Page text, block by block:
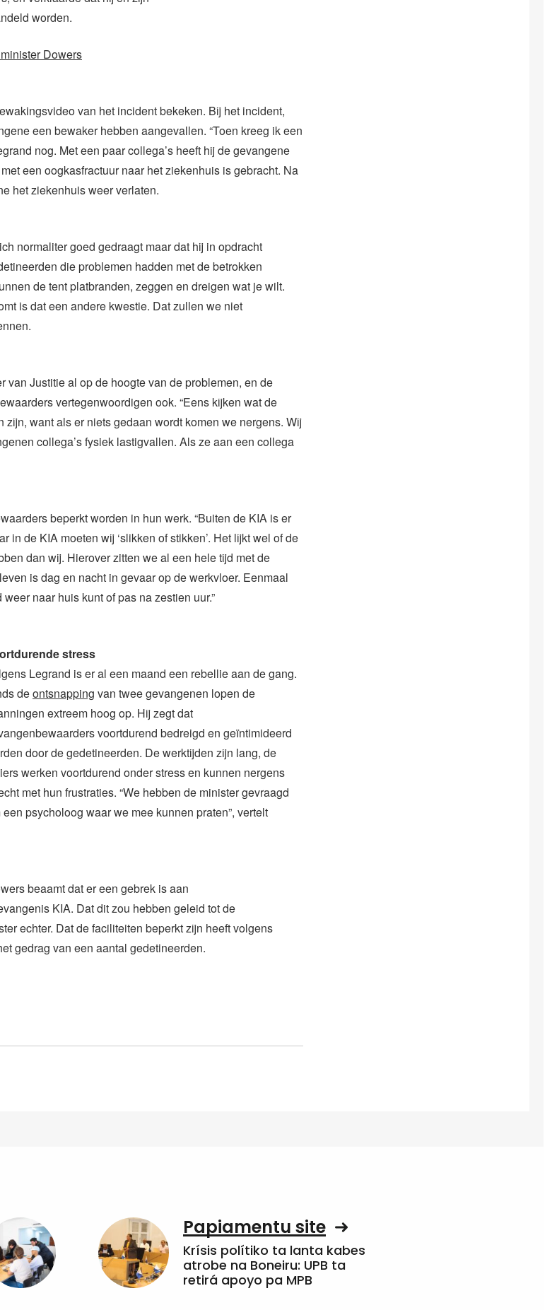
worden.
Dowers
van het incident bekeken. Bij het incident,
een bewaker hebben aangevallen. “Toen kreeg ik een
nog. Met een paar collega’s heeft hij de gevangene
een oogkasfractuur naar het ziekenhuis is gebracht. Na
het ziekenhuis weer verlaten.
normaliter goed gedraagt maar dat hij in opdracht
die problemen hadden met de betrokken
de tent platbranden, zeggen en dreigen wat je wilt.
is dat een andere kwestie. Dat zullen we niet
van Justitie al op de hoogte van de problemen, en de
vertegenwoordigen ook. “Eens kijken wat de
zijn, want als er niets gedaan wordt komen we nergens. Wij
collega’s fysiek lastigvallen. Als ze aan een collega
beperkt worden in hun werk. “Buiten de KIA is er
in de KIA moeten wij ‘slikken of stikken’. Het lijkt wel of de
dan wij. Hierover zitten we al een hele tijd met de
is dag en nacht in gevaar op de werkvloer. Eenmaal
naar huis kunt of pas na zestien uur.”
stress
Legrand is er al een maand een rebellie aan de gang.
deontsnapping van twee gevangenen lopen de
extreem hoog op. Hij zegt dat
voortdurend bedreigd en geïntimideerd
door de gedetineerden. De werktijden zijn lang, de
werken voortdurend onder stress en kunnen nergens
met hun frustraties. “We hebben de minister gevraagd
een psycholoog waar we mee kunnen praten”, vertelt
beaamt dat er een gebrek is aan
KIA. Dat dit zou hebben geleid tot de
echter. Dat de faciliteiten beperkt zijn heeft volgens
gedrag van een aantal gedetineerden.
Papiamentu site
Krísis polítiko ta lanta kabes
atrobe na Boneiru: UPB ta
retirá apoyo pa MPB